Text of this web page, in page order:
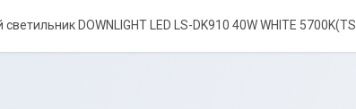
DOWNLIGHT LED LS-DK910 40W WHITE 5700K(TS